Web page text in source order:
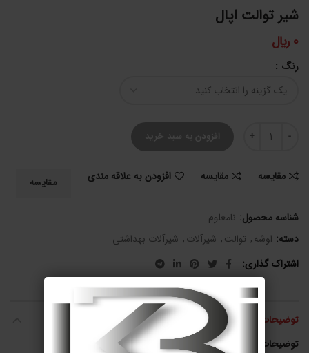
شیر توالت اپال
0 ﷼
رنگ
شیر توالت اپال عدد افزودن به سبد خرید
مقایسه مقایسه افزودن به علاقه مندی مقایسه
شناسه محصول: نامعلوم
دسته: اوشه, توالت, شیرآلات, شیرآلات بهداشتی
اشتراک گذاری
توضیحات تکمیلی
توضیحات تکمیلی